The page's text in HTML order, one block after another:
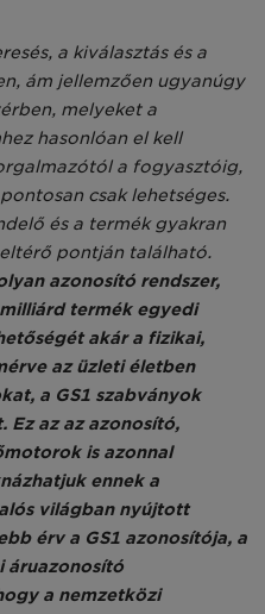
a kiválasztás és a
ám jellemzően ugyanúgy
melyeket a
hasonlóan el kell
a fogyasztóig,
csak lehetséges.
és a termék gyakran
pontján található.
azonosító rendszer,
termék egyedi
akár a fizikai,
az üzleti életben
a GS1 szabványok
Ez az az azonosító,
is azonnal
ennek a
világban nyújtott
érv a GS1 azonosítója, a
áruazonosító
a nemzetközi